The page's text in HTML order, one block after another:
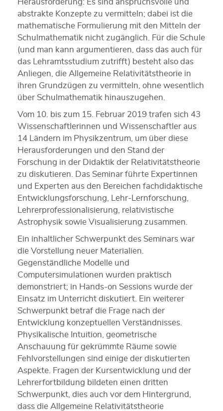
Herausforderung: Es sind anspruchsvolle und
abstrakte Konzepte zu vermitteln; dabei ist die
mathematische Formulierung mit den Mitteln der
Schulmathematik nicht zugänglich. Für die Schule
(und man kann argumentieren, dass das auch für
das Lehramtsstudium zutrifft) besteht also das
Anliegen, die Allgemeine Relativitätstheorie in
ihren Grundzügen zu vermitteln, ohne wesentlich
über Schulmathematik hinauszugehen.
Vom 10. bis zum 15. Februar 2019 trafen sich 43
Wissenschaftlerinnen und Wissenschaftler aus
14 Ländern im Physikzentrum, um über diese
Herausforderungen und den Stand der
Forschung in der Didaktik der Relativitätstheorie
zu diskutieren. Das Seminar führte Expertinnen
und Experten aus den Bereichen fachdidaktische
Entwicklungsforschung, Lehr-Lernforschung,
Lehrerprofessionalisierung, relativistische
Astrophysik sowie Visualisierung zusammen.
Ein inhaltlicher Schwerpunkt des Seminars war
die Vorstellung neuer Materialien.
Gegenständliche Modelle und
Computersimulationen wurden praktisch
demonstriert; in Hands-on Sessions wurde der
Einsatz im Unterricht diskutiert. Ein weiterer
Schwerpunkt betraf die Frage nach der
Entwicklung konzeptuellen Verständnisses.
Physikalische Intuition, geometrische
Anschauung für gekrümmte Räume sowie
Fehlvorstellungen sind einige der diskutierten
Aspekte. Fragen der Kursentwicklung und der
Lehrerfortbildung bildeten einen dritten
Schwerpunkt, dies auch vor dem Hintergrund,
dass die Allgemeine Relativitätstheorie